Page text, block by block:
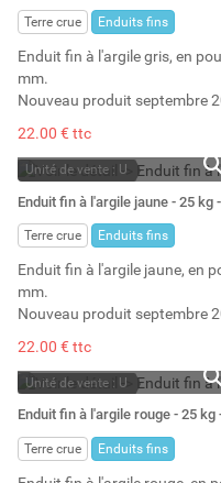
Stock : 91
Terre crue Enduits fins
Enduit fin à l'argile gris, en
mm.
Nouveau produit septembre
22.00 € ttc
Unité de vente : U
En stock
Stock : 82
Enduit fin à l'argile jaune - 25 kg
Terre crue Enduits fins
Enduit fin à l'argile jaune, en
mm.
Nouveau produit septembre
22.00 € ttc
Unité de vente : U
En stock
Stock : 137
Enduit fin à l'argile rouge - 25 kg
Terre crue Enduits fins